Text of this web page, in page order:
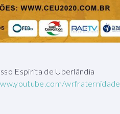
Espírita de Uberlândia
wrfraternidade